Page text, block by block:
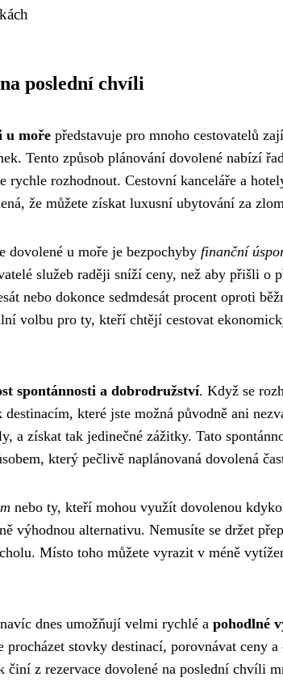
poslední chvíli
u moře představuje pro mnoho cestovatelů
Tento způsob plánování dovolené nabízí
rychle rozhodnout. Cestovní kanceláře a
že můžete získat luxusní ubytování za
dovolené u moře je bezpochyby finanční
služeb raději sníží ceny, než aby přišli
nebo dokonce sedmdesát procent oproti
volbu pro ty, kteří chtějí cestovat
spontánnosti a dobrodružství. Když se
které jste možná původně ani
a získat tak jedinečné zážitky. Tato
který pečlivě naplánovaná dovolená
nebo ty, kteří mohou využít dovolenou
výhodnou alternativu. Nemusíte se držet
Místo toho můžete vyrazit v méně
dnes umožňují velmi rychlé a pohodlné
stovky destinací, porovnávat ceny a
z rezervace dovolené na poslední chvíli